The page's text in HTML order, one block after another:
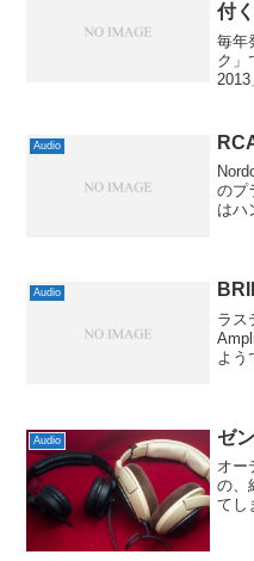
付
毎年
ク」
ル」
ドホ
Audio
のプ
はハ
Audio
ラス
よう
Audio ゼ
オー
の、
てし